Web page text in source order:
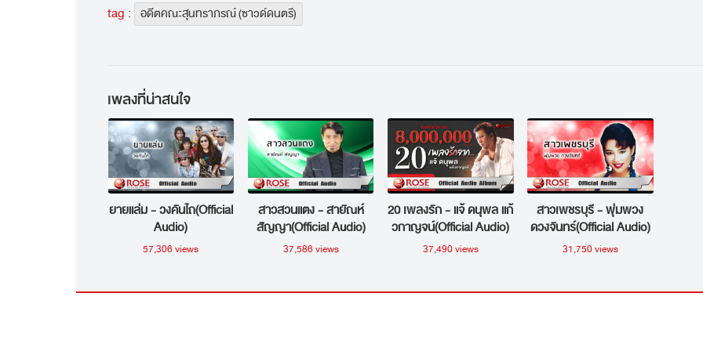
tag : อดีตคณะสุนทราภรณ์ (ซาวด์ดนตรี)
เพลงที่น่าสนใจ
ยายแล่ม - วงคันไถ(Official
Audio)
57,306 views
สาวสวนแตง - สายัณห์
สัญญา(Official Audio)
37,586 views
20 เพลงรัก - แจ้ ดนุพล แก้
วกาญจน์(Official Audio)
37,490 views
สาวเพชรบุรี - พุ่มพวง
ดวงจันทร์(Official Audio)
31,750 views